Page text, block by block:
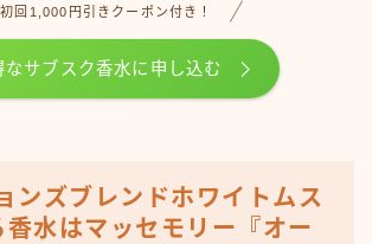
初回1,000円引きクーポン付き！
なサブスク香水に申し込む
ンズブレンドホワイトムス
香水はマッセモリー『オー